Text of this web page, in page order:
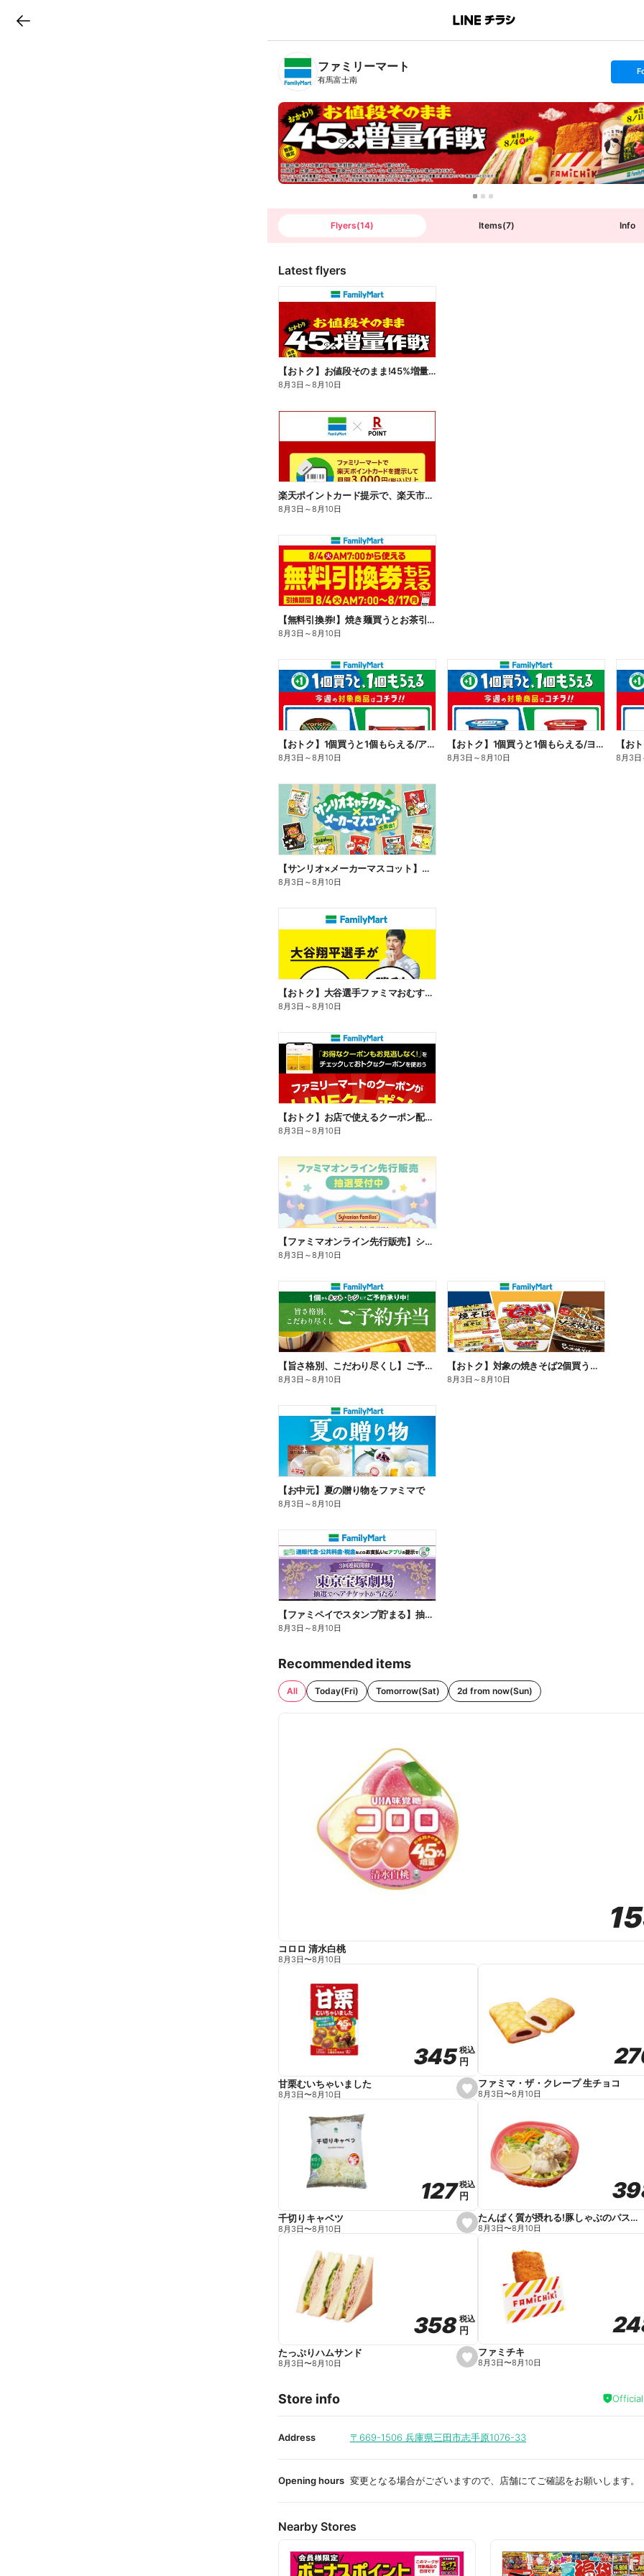
B
n
T
ファミリーマート
有馬富士南
s
t
o
l
l
o
w
Flyers(14) Items(7) Info
Latest flyers
【おトク】お値段そのまま!45%増量作戦!
8月3日 ～8月10日
楽天ポイントカード提示で、楽天市場でのお買い物がおトクに!
8月3日 ～8月10日
【無料引換券!】焼き麺買うとお茶引換券貰える!
8月3日 ～8月10日
【おトク】1個買うと1個もらえる/アイス
8月3日 ～8月10日
【おトク】1個買うと1個もらえる/ヨーグルト
8月3日 ～8月10日
【お
8月3日
【サンリオ×メーカーマスコット】オリジナルグッズ貰える!
8月3日 ～8月10日
【おトク】大谷選手ファミマおむすび割
8月3日 ～8月10日
【おトク】お店で使えるクーポン配信中
8月3日 ～8月10日
【ファミマオンライン先行販売】シルバニアファミリー
8月3日 ～8月10日
【旨さ格別、こだわり尽くし】ご予約弁当
8月3日 ～8月10日
【おトク】対象の焼きそば2個買うと100円引き!
8月3日 ～8月10日
【お中元】夏の贈り物をファミマで
8月3日 ～8月10日
【ファミペイでスタンプ貯まる】抽選でペアチケットが当たる!
8月3日 ～8月10日
Recommended items
All Today(Fri) Tomorrow(Sat) 2d from now(Sun)
コロロ 清水白桃
8月3日〜8月10日
s
e
e
345
345税込
税込
円
円
甘栗むいちゃいました
8月3日〜8月10日
ファミマ・ザ・クレープ 生チョコ
8月3日〜8月10日
s
e
e
127
127税込
税込
円
円
千切りキャベツ
8月3日〜8月10日
たんぱく質が摂れる!豚しゃぶのパスタサラダ
8月3日〜8月10日
s
e
i
t
358
358税込
税込
円
円
たっぷりハムサンド
8月3日〜8月10日
ファミチキ
8月3日〜8月10日
Store info
Address 〒669-1506 兵庫県三田市志手原1076-33
Opening hours 変更となる場合がございますので、店舗にてご確認をお願いします。
Nearby Stores